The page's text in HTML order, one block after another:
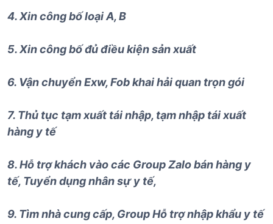
4. Xin công bố loại A, B
5. Xin công bố đủ điều kiện sản xuất
6. Vận chuyển Exw, Fob khai hải quan trọn gói
7. Thủ tục tạm xuất tái nhập, tạm nhập tái xuất
hàng y tế
8. Hỗ trợ khách vào các Group Zalo bán hàng y
tế, Tuyển dụng nhân sự y tế,
9. Tìm nhà cung cấp, Group Hỗ trợ nhập khẩu y tế